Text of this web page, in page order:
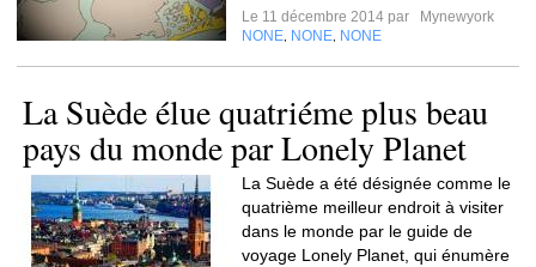
Le 11 décembre 2014 par
Mynewyork
NONE NONE NONE
La Suède élue quatriéme plus beau
pays du monde par Lonely Planet
La Suède a été désignée comme le
quatrième meilleur endroit à visiter
dans le monde par le guide de
voyage Lonely Planet, qui énumère